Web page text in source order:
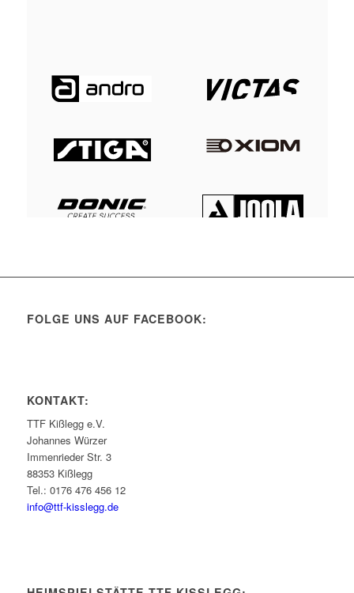
FOLGE UNS AUF FACEBOOK:
KONTAKT:
TTF Kißlegg e.V.
Johannes Würzer
Immenrieder Str. 3
88353 Kißlegg
Tel.: 0176 476 456 12
info@ttf-kisslegg.de